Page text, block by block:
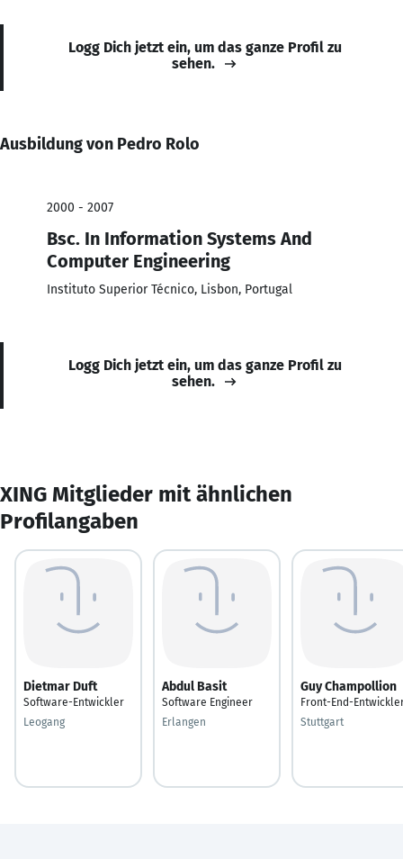
Logg Dich jetzt ein, um das ganze Profil zu
sehen.
Ausbildung von Pedro Rolo
2000 - 2007
Bsc. In Information Systems And
Computer Engineering
Instituto Superior Técnico, Lisbon, Portugal
Logg Dich jetzt ein, um das ganze Profil zu
sehen.
XING Mitglieder mit ähnlichen
Profilangaben
Dietmar Duft
Software-Entwickler
Leogang
Abdul Basit
Software Engineer
Erlangen
Guy Champollion
Front-End-
Stuttgart